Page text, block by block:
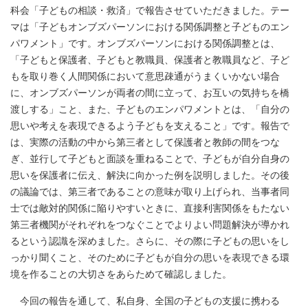
科会「子どもの相談・救済」で報告させていただきました。テー
マは「子どもオンブズパーソンにおける関係調整と子どものエン
パワメント」です。オンブズパーソンにおける関係調整とは、
「子どもと保護者、子どもと教職員、保護者と教職員など、子ど
もを取り巻く人間関係において意思疎通がうまくいかない場合
に、オンブズパーソンが両者の間に立って、お互いの気持ちを橋
渡しする」こと、また、子どものエンパワメントとは、「自分の
思いや考えを表現できるよう子どもを支えること」です。報告で
は、実際の活動の中から第三者として保護者と教師の間をつな
ぎ、並行して子どもと面談を重ねることで、子どもが自分自身の
思いを保護者に伝え、解決に向かった例を説明しました。その後
の議論では、第三者であることの意味が取り上げられ、当事者同
士では敵対的関係に陥りやすいときに、直接利害関係をもたない
第三者機関がそれぞれをつなぐことでよりよい問題解決が導かれ
るという認識を深めました。さらに、その際に子どもの思いをし
っかり聞くこと、そのために子どもが自分の思いを表現できる環
境を作ることの大切さをあらためて確認しました。
今回の報告を通して、私自身、全国の子どもの支援に携わる